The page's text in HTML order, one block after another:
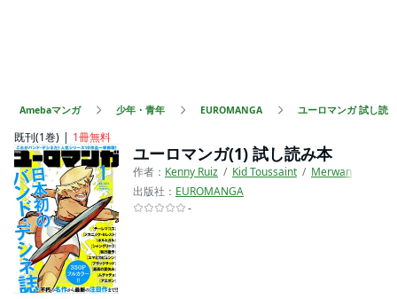
Amebaマンガ 少年・青年 EUROMANGA ユーロマンガ 試し読
既刊(1巻) 1冊無料
ユーロマンガ(1) 試し読み本
作者： Kenny Ruiz Kid Toussaint Merwan
出版社： EUROMANGA
-